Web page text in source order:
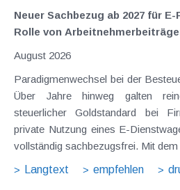
Neuer Sachbezug ab 2027 für
Rolle von
August 2026
Paradigmenwechsel bei der
Über Jahre hinweg galten
steuerlicher Goldstandard bei
private Nutzung eines E-
vollständig sachbezugsfrei. Mit
Langtext
empfehlen